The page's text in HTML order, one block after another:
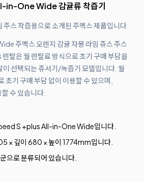
One Wide 감귤류 착즙기
주스 착즙용으로 소개된 주멕스 제품입니다.
주멕스 오렌지 감귤 자몽 라임 쥬스 주스
탈은 월 렌탈료 방식으로 초기 구매 부담을
이 선택되는 쥬서기/녹즙기 모델입니다. 월
기 구매 부담 없이 이용할 수 있으며,
수 있습니다.
S +plus All-in-One Wide입니다.
× 깊이 680 × 높이 1774mm입니다.
으로 분류되어 있습니다.